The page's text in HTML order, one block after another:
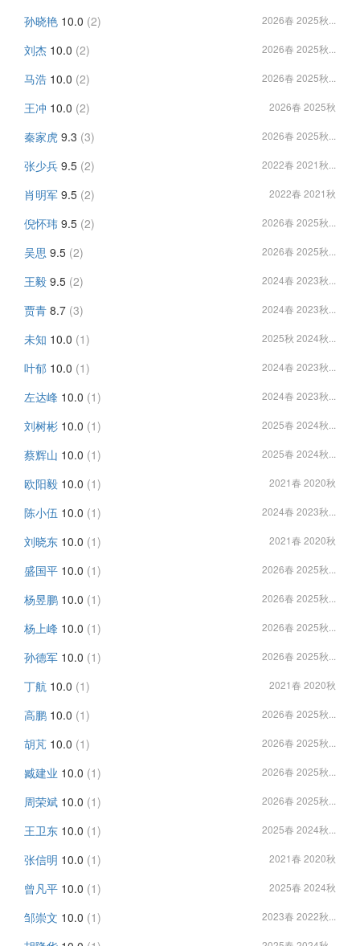
孙晓艳 10.0 (2) 2026春 2025秋...
刘杰 10.0 (2) 2026春 2025秋...
马浩 10.0 (2) 2026春 2025秋...
王冲 10.0 (2) 2026春 2025秋
秦家虎 9.3 (3) 2026春 2025秋...
张少兵 9.5 (2) 2022春 2021秋...
肖明军 9.5 (2) 2022春 2021秋
倪怀玮 9.5 (2) 2026春 2025秋...
吴思 9.5 (2) 2026春 2025秋...
王毅 9.5 (2) 2024春 2023秋...
贾青 8.7 (3) 2024春 2023秋...
未知 10.0 (1) 2025秋 2024秋...
叶郁 10.0 (1) 2024春 2023秋...
左达峰 10.0 (1) 2024春 2023秋...
刘树彬 10.0 (1) 2025春 2024秋...
蔡辉山 10.0 (1) 2025春 2024秋...
欧阳毅 10.0 (1) 2021春 2020秋
陈小伍 10.0 (1) 2024春 2023秋...
刘晓东 10.0 (1) 2021春 2020秋
盛国平 10.0 (1) 2026春 2025秋...
杨昱鹏 10.0 (1) 2026春 2025秋...
杨上峰 10.0 (1) 2026春 2025秋...
孙德军 10.0 (1) 2026春 2025秋...
丁航 10.0 (1) 2021春 2020秋
高鹏 10.0 (1) 2026春 2025秋...
胡芃 10.0 (1) 2026春 2025秋...
臧建业 10.0 (1) 2026春 2025秋...
周荣斌 10.0 (1) 2026春 2025秋...
王卫东 10.0 (1) 2025春 2024秋...
张信明 10.0 (1) 2021春 2020秋
曾凡平 10.0 (1) 2025春 2024秋
邹崇文 10.0 (1) 2023春 2022秋...